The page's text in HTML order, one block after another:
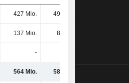
427 Mio. 495 Mio.
137 Mio. 85 Mio.
-
564 Mio. 580 Mio.